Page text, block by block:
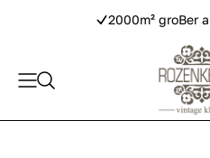
2000m² groBer